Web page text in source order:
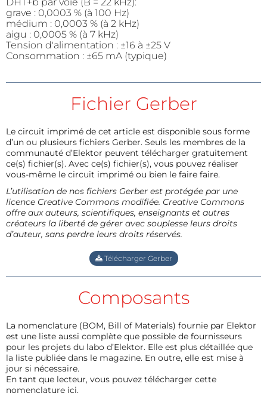
grave : 0,0003 % (à 100 Hz)
médium : 0,0003 % (à 2 kHz)
aigu : 0,0005 % (à 7 kHz)
Tension d'alimentation : ±16 à ±25 V
Consommation : ±65 mA (typique)
Fichier Gerber
Le circuit imprimé de cet article est disponible sous forme
d’un ou plusieurs fichiers Gerber. Seuls les membres de la
communauté d’Elektor peuvent télécharger gratuitement
ce(s) fichier(s). Avec ce(s) fichier(s), vous pouvez réaliser
vous-même le circuit imprimé ou bien le faire faire.
L’utilisation de nos fichiers Gerber est protégée par une
licence Creative Commons modifiée. Creative Commons
offre aux auteurs, scientifiques, enseignants et autres
créateurs la liberté de gérer avec souplesse leurs droits
d’auteur, sans perdre leurs droits réservés.
Télécharger Gerber
Composants
La nomenclature (BOM, Bill of Materials) fournie par Elektor
est une liste aussi complète que possible de fournisseurs
pour les projets du labo d’Elektor. Elle est plus détaillée que
la liste publiée dans le magazine. En outre, elle est mise à
jour si nécessaire.
En tant que lecteur, vous pouvez télécharger cette
nomenclature ici.